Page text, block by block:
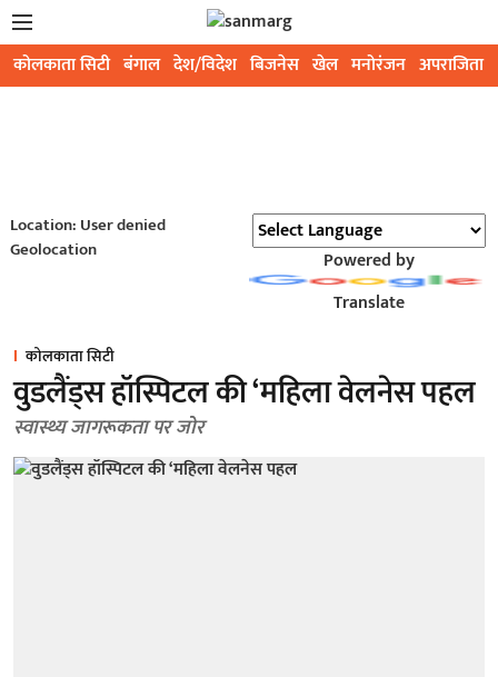
कोलकाता सिटी बंगाल देश/विदेश बिजनेस खेल मनोरंजन अपराजिता
Location: User denied
Geolocation
Powered by
Translate
कोलकाता सिटी
वुडलैंड्स हॉस्पिटल की ‘महिला वेलनेस पहल
स्वास्थ्य जागरूकता पर जोर